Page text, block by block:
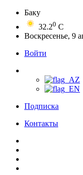
Баку
32.20 C
Воскресенье, 9
Войти
Подписка
Контакты